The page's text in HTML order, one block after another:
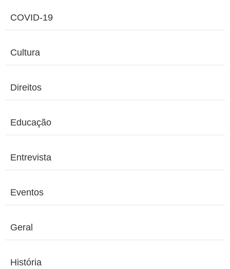
COVID-19
Cultura
Direitos
Educação
Entrevista
Eventos
Geral
História